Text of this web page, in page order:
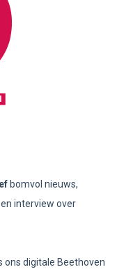
bomvol nieuws,
interview over
ons digitale Beethoven